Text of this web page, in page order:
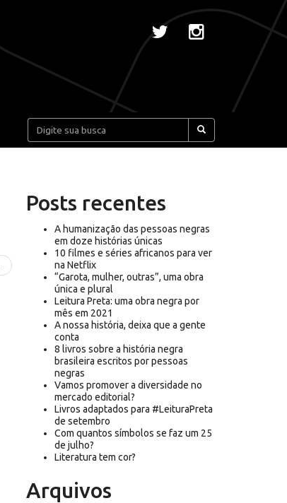
Pesquisar:
Posts recentes
A humanização das pessoas negras
em doze histórias únicas
10 filmes e séries africanos para ver
na Netflix
“Garota, mulher, outras”, uma obra
única e plural
Leitura Preta: uma obra negra por
mês em 2021
A nossa história, deixa que a gente
conta
8 livros sobre a história negra
brasileira escritos por pessoas
negras
Vamos promover a diversidade no
mercado editorial?
Livros adaptados para #LeituraPreta
de setembro
Com quantos símbolos se faz um 25
de julho?
Literatura tem cor?
Arquivos